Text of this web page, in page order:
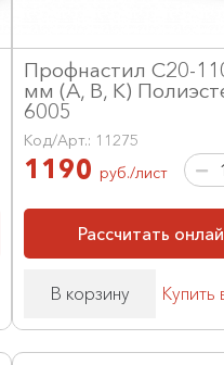
Профнастил С20-
мм (А, В, К)
6005
Код/Арт.: 11275
1190 руб./лист
Рассчитать
В корзину Купить